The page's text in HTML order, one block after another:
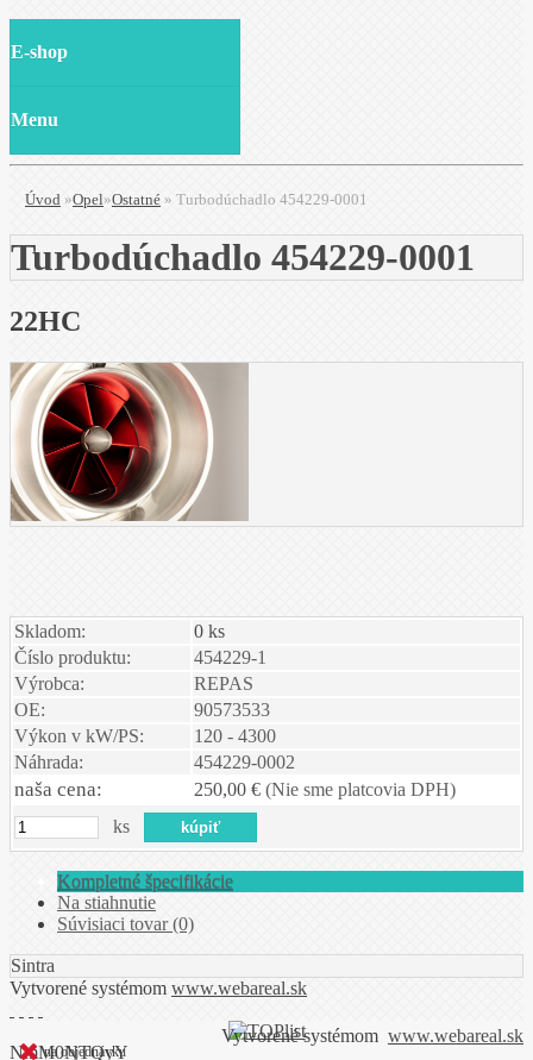
E-shop
Menu
Úvod »Opel»Ostatné » Turbodúchadlo 454229-0001
Turbodúchadlo 454229-0001
22HC
na objednávku
Skladom:
0 ks
Číslo produktu:
454229-1
Výrobca:
REPAS
OE:
90573533
Výkon v kW/PS:
120 - 4300
Náhrada:
454229-0002
naša cena: 250,00 € (Nie sme platcovia DPH)
ks
Kompletné špecifikácie
Na stiahnutie
Súvisiaci tovar (0)
Sintra
Vytvorené systémom www.webareal.sk
Vytvorené systémom www.webareal.sk
NmM0NTQyY